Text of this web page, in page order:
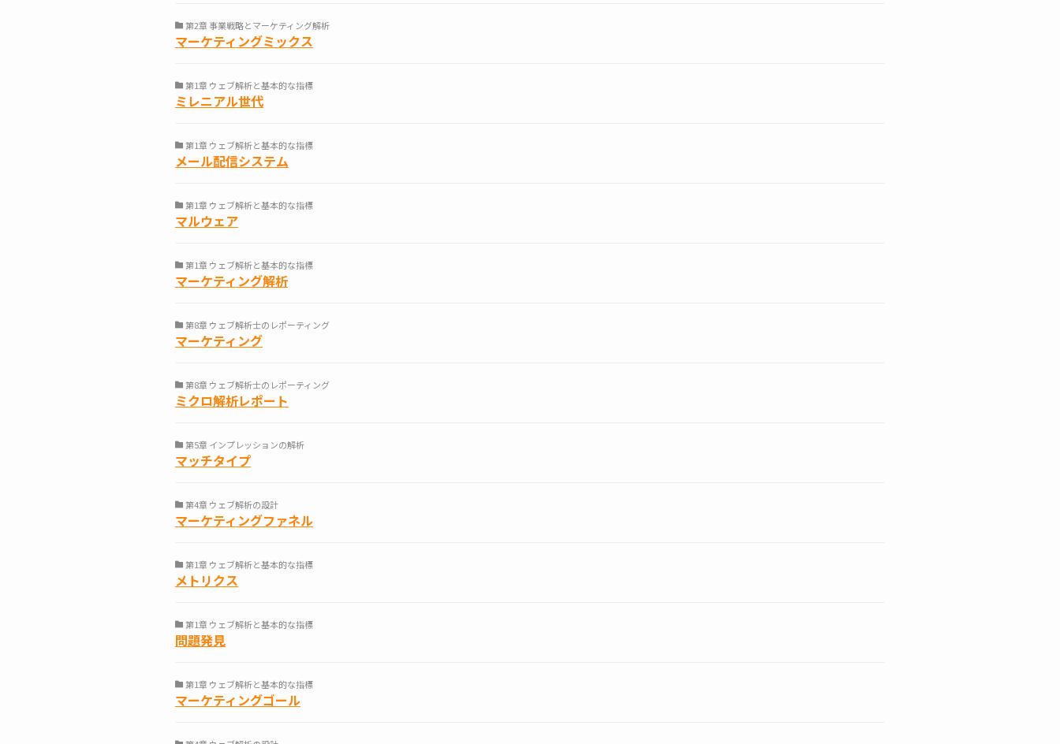
第2章 事業戦略とマーケティング解析
マーケティングミックス
第1章 ウェブ解析と基本的な指標
ミレニアル世代
第1章 ウェブ解析と基本的な指標
メール配信システム
第1章 ウェブ解析と基本的な指標
マルウェア
第1章 ウェブ解析と基本的な指標
マーケティング解析
第8章 ウェブ解析士のレポーティング
マーケティング
第8章 ウェブ解析士のレポーティング
ミクロ解析レポート
第5章 インプレッションの解析
マッチタイプ
第4章 ウェブ解析の設計
マーケティングファネル
第1章 ウェブ解析と基本的な指標
メトリクス
第1章 ウェブ解析と基本的な指標
問題発見
第1章 ウェブ解析と基本的な指標
マーケティングゴール